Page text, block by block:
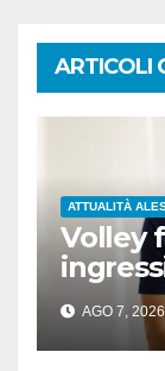
ARTICOLI
ATTUALITÀ
Volley
AGO 7, 2026